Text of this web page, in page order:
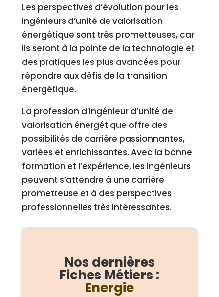
Les perspectives d’évolution pour les
ingénieurs d’unité de valorisation
énergétique sont très prometteuses, car
ils seront à la pointe de la technologie et
des pratiques les plus avancées pour
répondre aux défis de la transition
énergétique.
La profession d’ingénieur d’unité de
valorisation énergétique offre des
possibilités de carrière passionnantes,
variées et enrichissantes. Avec la bonne
formation et l’expérience, les ingénieurs
peuvent s’attendre à une carrière
prometteuse et à des perspectives
professionnelles très intéressantes.
Nos dernières
Fiches Métiers :
Energie